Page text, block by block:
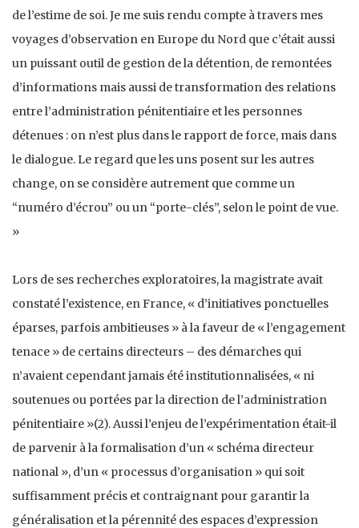
de l’estime de soi. Je me suis rendu compte à travers mes
voyages d’observation en Europe du Nord que c’était aussi
un puissant outil de gestion de la détention, de remontées
d’informations mais aussi de transformation des relations
entre l’administration pénitentiaire et les personnes
détenues : on n’est plus dans le rapport de force, mais dans
le dialogue. Le regard que les uns posent sur les autres
change, on se considère autrement que comme un
“numéro d’écrou” ou un “porte-clés”, selon le point de vue.
»
Lors de ses recherches exploratoires, la magistrate avait
constaté l’existence, en France, « d’initiatives ponctuelles
éparses, parfois ambitieuses » à la faveur de « l’engagement
tenace » de certains directeurs – des démarches qui
n’avaient cependant jamais été institutionnalisées, « ni
soutenues ou portées par la direction de l’administration
pénitentiaire »(2). Aussi l’enjeu de l’expérimentation était-il
de parvenir à la formalisation d’un « schéma directeur
national », d’un « processus d’organisation » qui soit
suffisamment précis et contraignant pour garantir la
généralisation et la pérennité des espaces d’expression